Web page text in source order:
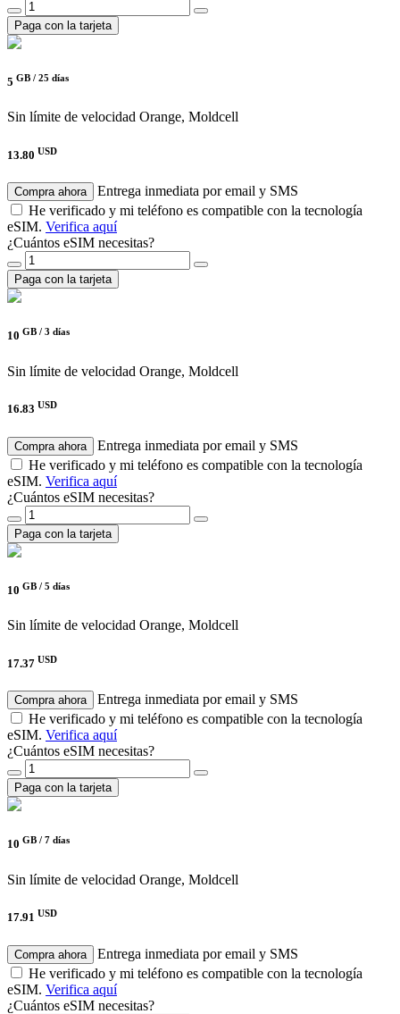
Paga con la tarjeta
5 GB / 25 días
Sin límite de velocidad Orange, Moldcell
13.80 USD
Compra ahora
Entrega inmediata por email y SMS
He verificado y mi teléfono es compatible con la tecnología
eSIM. Verifica aquí
¿Cuántos eSIM necesitas?
Paga con la tarjeta
10 GB / 3 días
Sin límite de velocidad Orange, Moldcell
16.83 USD
Compra ahora
Entrega inmediata por email y SMS
He verificado y mi teléfono es compatible con la tecnología
eSIM. Verifica aquí
¿Cuántos eSIM necesitas?
Paga con la tarjeta
10 GB / 5 días
Sin límite de velocidad Orange, Moldcell
17.37 USD
Compra ahora
Entrega inmediata por email y SMS
He verificado y mi teléfono es compatible con la tecnología
eSIM. Verifica aquí
¿Cuántos eSIM necesitas?
Paga con la tarjeta
10 GB / 7 días
Sin límite de velocidad Orange, Moldcell
17.91 USD
Compra ahora
Entrega inmediata por email y SMS
He verificado y mi teléfono es compatible con la tecnología
eSIM. Verifica aquí
¿Cuántos eSIM necesitas?